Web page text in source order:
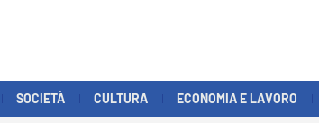
SOCIETÀ CULTURA ECONOMIA E LAVORO